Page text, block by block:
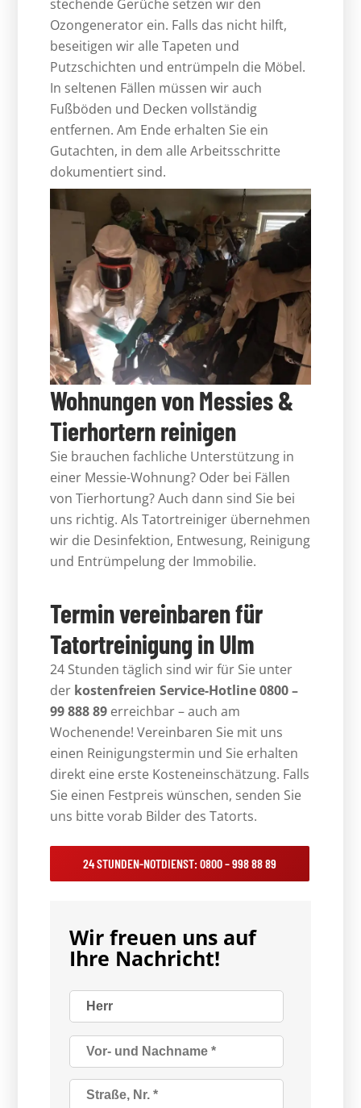
stechende Gerüche setzen wir den
Ozongenerator ein. Falls das nicht hilft,
beseitigen wir alle Tapeten und
Putzschichten und entrümpeln die Möbel.
In seltenen Fällen müssen wir auch
Fußböden und Decken vollständig
entfernen. Am Ende erhalten Sie ein
Gutachten, in dem alle Arbeitsschritte
dokumentiert sind.
Wohnungen von Messies &
Tierhortern reinigen
Sie brauchen fachliche Unterstützung in
einer Messie-Wohnung? Oder bei Fällen
von Tierhortung? Auch dann sind Sie bei
uns richtig. Als Tatortreiniger übernehmen
wir die Desinfektion, Entwesung, Reinigung
und Entrümpelung der Immobilie.
Termin vereinbaren für
Tatortreinigung in Ulm
24 Stunden täglich sind wir für Sie unter
der kostenfreien Service-Hotline 0800 –
99 888 89 erreichbar – auch am
Wochenende! Vereinbaren Sie mit uns
einen Reinigungstermin und Sie erhalten
direkt eine erste Kosteneinschätzung. Falls
Sie einen Festpreis wünschen, senden Sie
uns bitte vorab Bilder des Tatorts.
24 STUNDEN-NOTDIENST: 0800 – 998 88 89
Wir freuen uns auf
Ihre Nachricht!